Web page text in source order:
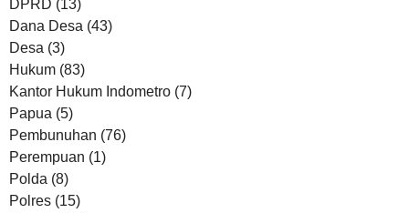
DPRD (13)
Dana Desa (43)
Desa (3)
Hukum (83)
Kantor Hukum Indometro (7)
Papua (5)
Pembunuhan (76)
Perempuan (1)
Polda (8)
Polres (15)